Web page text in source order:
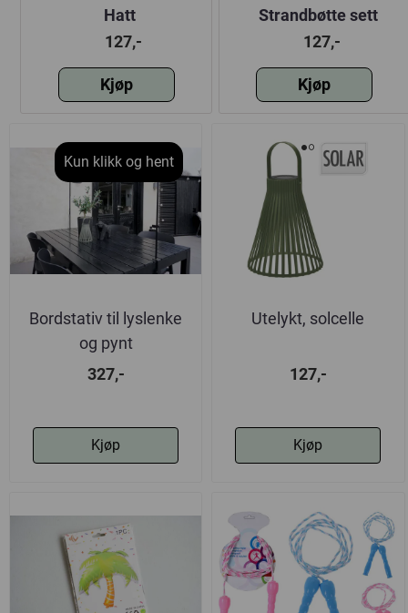
Hatt
127,-
Kjøp
Strandbøtte sett
sammenleggbar 2
varianter
127,-
Kjøp
Kun klikk og hent
Bordstativ til lyslenke
og pynt
327,-
Kjøp
Utelykt, solcelle
127,-
Kjøp